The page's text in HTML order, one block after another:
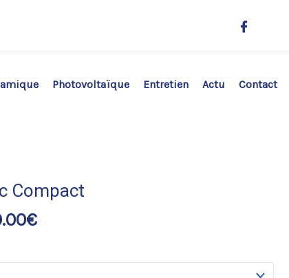
Photovoltaïque Entretien Actu Contact
Compact
€